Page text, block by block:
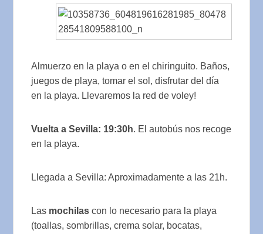
Almuerzo en la playa o en el chiringuito. Baños,
juegos de playa, tomar el sol, disfrutar del día
en la playa. Llevaremos la red de voley!
Vuelta a Sevilla: 19:30h. El autobús nos recoge
en la playa.
Llegada a Sevilla: Aproximadamente a las 21h.
Las mochilas con lo necesario para la playa
(toallas, sombrillas, crema solar, bocatas,